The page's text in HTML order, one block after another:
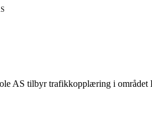
AS tilbyr trafikkopplæring i